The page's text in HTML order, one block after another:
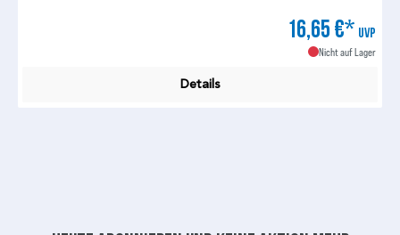
16,65 €* UVP
Nicht auf Lager
Details